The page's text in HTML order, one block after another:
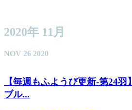
2020年 11月
NOV 26 2020
【毎週もふようび更新-第24
ブル...